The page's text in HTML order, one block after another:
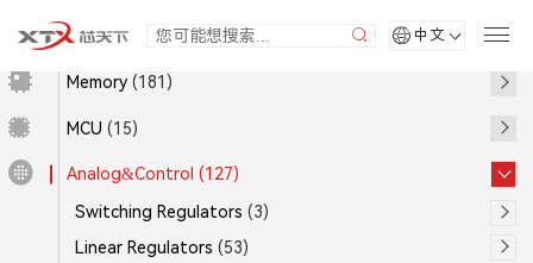
中文
Memory (181)
MCU (15)
Analog&Control (127)
Switching Regulators (3)
Linear Regulators (53)